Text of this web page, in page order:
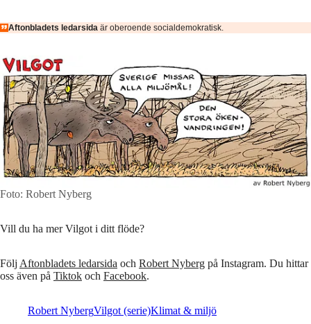
Aftonbladets ledarsida är oberoende socialdemokratisk.
Foto: Robert Nyberg
Vill du ha mer Vilgot i ditt flöde?
Följ Aftonbladets ledarsida och Robert Nyberg på Instagram. Du hittar
oss även på Tiktok och Facebook.
Robert NybergVilgot (serie)Klimat & miljö